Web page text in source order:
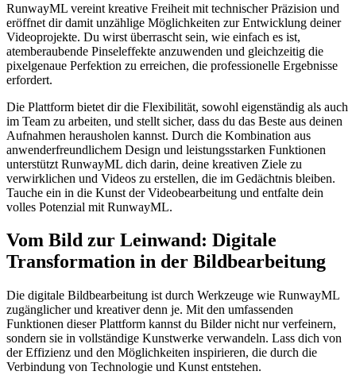
RunwayML vereint kreative Freiheit mit technischer Präzision und
eröffnet dir damit unzählige Möglichkeiten zur Entwicklung deiner
Videoprojekte. Du wirst überrascht sein, wie einfach es ist,
atemberaubende Pinseleffekte anzuwenden und gleichzeitig die
pixelgenaue Perfektion zu erreichen, die professionelle Ergebnisse
erfordert.
Die Plattform bietet dir die Flexibilität, sowohl eigenständig als auch
im Team zu arbeiten, und stellt sicher, dass du das Beste aus deinen
Aufnahmen herausholen kannst. Durch die Kombination aus
anwenderfreundlichem Design und leistungsstarken Funktionen
unterstützt RunwayML dich darin, deine kreativen Ziele zu
verwirklichen und Videos zu erstellen, die im Gedächtnis bleiben.
Tauche ein in die Kunst der Videobearbeitung und entfalte dein
volles Potenzial mit RunwayML.
Vom Bild zur Leinwand: Digitale
Transformation in der Bildbearbeitung
Die digitale Bildbearbeitung ist durch Werkzeuge wie RunwayML
zugänglicher und kreativer denn je. Mit den umfassenden
Funktionen dieser Plattform kannst du Bilder nicht nur verfeinern,
sondern sie in vollständige Kunstwerke verwandeln. Lass dich von
der Effizienz und den Möglichkeiten inspirieren, die durch die
Verbindung von Technologie und Kunst entstehen.